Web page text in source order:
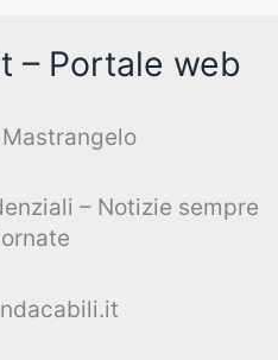
– Portale web
– Notizie sempre